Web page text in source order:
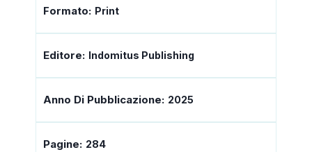
Formato: Print
Editore: Indomitus Publishing
Anno Di Pubblicazione: 2025
Pagine: 284